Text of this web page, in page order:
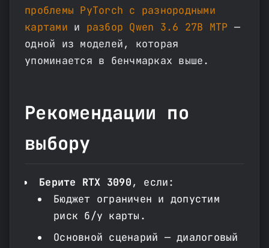
проблемы PyTorch с разнородными
картами и разбор Qwen 3.6 27B MTP —
одной из моделей, которая
упоминается в бенчмарках выше.
Рекомендации по
выбору
Берите RTX 3090, если:
Бюджет ограничен и допустим
риск б/у карты.
Основной сценарий — диалоговый